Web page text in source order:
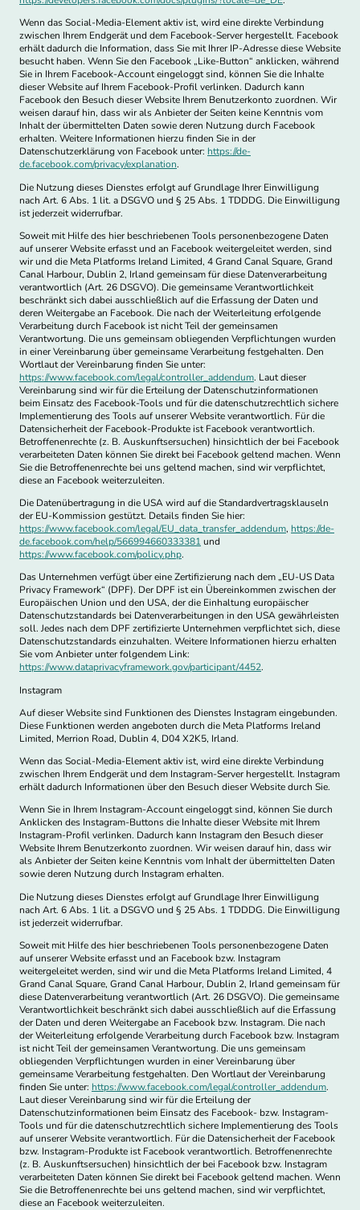
Wenn das Social-Media-Element aktiv ist, wird eine direkte Verbindung
zwischen Ihrem Endgerät und dem Facebook-Server hergestellt. Facebook
erhält dadurch die Information, dass Sie mit Ihrer IP-Adresse diese Website
besucht haben. Wenn Sie den Facebook „Like-Button“ anklicken, während
Sie in Ihrem Facebook-Account eingeloggt sind, können Sie die Inhalte
dieser Website auf Ihrem Facebook-Profil verlinken. Dadurch kann
Facebook den Besuch dieser Website Ihrem Benutzerkonto zuordnen. Wir
weisen darauf hin, dass wir als Anbieter der Seiten keine Kenntnis vom
Inhalt der übermittelten Daten sowie deren Nutzung durch Facebook
erhalten. Weitere Informationen hierzu finden Sie in der
Datenschutzerklärung von Facebook unter: https://de-
de.facebook.com/privacy/explanation.
Die Nutzung dieses Dienstes erfolgt auf Grundlage Ihrer Einwilligung
nach Art. 6 Abs. 1 lit. a DSGVO und § 25 Abs. 1 TDDDG. Die Einwilligung
ist jederzeit widerrufbar.
Soweit mit Hilfe des hier beschriebenen Tools personenbezogene Daten
auf unserer Website erfasst und an Facebook weitergeleitet werden, sind
wir und die Meta Platforms Ireland Limited, 4 Grand Canal Square, Grand
Canal Harbour, Dublin 2, Irland gemeinsam für diese Datenverarbeitung
verantwortlich (Art. 26 DSGVO). Die gemeinsame Verantwortlichkeit
beschränkt sich dabei ausschließlich auf die Erfassung der Daten und
deren Weitergabe an Facebook. Die nach der Weiterleitung erfolgende
Verarbeitung durch Facebook ist nicht Teil der gemeinsamen
Verantwortung. Die uns gemeinsam obliegenden Verpflichtungen wurden
in einer Vereinbarung über gemeinsame Verarbeitung festgehalten. Den
Wortlaut der Vereinbarung finden Sie unter:
https://www.facebook.com/legal/controller_addendum. Laut dieser
Vereinbarung sind wir für die Erteilung der Datenschutzinformationen
beim Einsatz des Facebook-Tools und für die datenschutzrechtlich sichere
Implementierung des Tools auf unserer Website verantwortlich. Für die
Datensicherheit der Facebook-Produkte ist Facebook verantwortlich.
Betroffenenrechte (z. B. Auskunftsersuchen) hinsichtlich der bei Facebook
verarbeiteten Daten können Sie direkt bei Facebook geltend machen. Wenn
Sie die Betroffenenrechte bei uns geltend machen, sind wir verpflichtet,
diese an Facebook weiterzuleiten.
Die Datenübertragung in die USA wird auf die Standardvertragsklauseln
der EU-Kommission gestützt. Details finden Sie hier:
https://www.facebook.com/legal/EU_data_transfer_addendum, https://de-
de.facebook.com/help/566994660333381und
https://www.facebook.com/policy.php.
Das Unternehmen verfügt über eine Zertifizierung nach dem „EU-US Data
Privacy Framework“ (DPF). Der DPF ist ein Übereinkommen zwischen der
Europäischen Union und den USA, der die Einhaltung europäischer
Datenschutzstandards bei Datenverarbeitungen in den USA gewährleisten
soll. Jedes nach dem DPF zertifizierte Unternehmen verpflichtet sich, diese
Datenschutzstandards einzuhalten. Weitere Informationen hierzu erhalten
Sie vom Anbieter unter folgendem Link:
https://www.dataprivacyframework.gov/participant/4452.
Instagram
Auf dieser Website sind Funktionen des Dienstes Instagram eingebunden.
Diese Funktionen werden angeboten durch die Meta Platforms Ireland
Limited, Merrion Road, Dublin 4, D04 X2K5, Irland.
Wenn das Social-Media-Element aktiv ist, wird eine direkte Verbindung
zwischen Ihrem Endgerät und dem Instagram-Server hergestellt. Instagram
erhält dadurch Informationen über den Besuch dieser Website durch Sie.
Wenn Sie in Ihrem Instagram-Account eingeloggt sind, können Sie durch
Anklicken des Instagram-Buttons die Inhalte dieser Website mit Ihrem
Instagram-Profil verlinken. Dadurch kann Instagram den Besuch dieser
Website Ihrem Benutzerkonto zuordnen. Wir weisen darauf hin, dass wir
als Anbieter der Seiten keine Kenntnis vom Inhalt der übermittelten Daten
sowie deren Nutzung durch Instagram erhalten.
Die Nutzung dieses Dienstes erfolgt auf Grundlage Ihrer Einwilligung
nach Art. 6 Abs. 1 lit. a DSGVO und § 25 Abs. 1 TDDDG. Die Einwilligung
ist jederzeit widerrufbar.
Soweit mit Hilfe des hier beschriebenen Tools personenbezogene Daten
auf unserer Website erfasst und an Facebook bzw. Instagram
weitergeleitet werden, sind wir und die Meta Platforms Ireland Limited, 4
Grand Canal Square, Grand Canal Harbour, Dublin 2, Irland gemeinsam für
diese Datenverarbeitung verantwortlich (Art. 26 DSGVO). Die gemeinsame
Verantwortlichkeit beschränkt sich dabei ausschließlich auf die Erfassung
der Daten und deren Weitergabe an Facebook bzw. Instagram. Die nach
der Weiterleitung erfolgende Verarbeitung durch Facebook bzw. Instagram
ist nicht Teil der gemeinsamen Verantwortung. Die uns gemeinsam
obliegenden Verpflichtungen wurden in einer Vereinbarung über
gemeinsame Verarbeitung festgehalten. Den Wortlaut der Vereinbarung
finden Sie unter: https://www.facebook.com/legal/controller_addendum.
Laut dieser Vereinbarung sind wir für die Erteilung der
Datenschutzinformationen beim Einsatz des Facebook- bzw. Instagram-
Tools und für die datenschutzrechtlich sichere Implementierung des Tools
auf unserer Website verantwortlich. Für die Datensicherheit der Facebook
bzw. Instagram-Produkte ist Facebook verantwortlich. Betroffenenrechte
(z. B. Auskunftsersuchen) hinsichtlich der bei Facebook bzw. Instagram
verarbeiteten Daten können Sie direkt bei Facebook geltend machen. Wenn
Sie die Betroffenenrechte bei uns geltend machen, sind wir verpflichtet,
diese an Facebook weiterzuleiten.